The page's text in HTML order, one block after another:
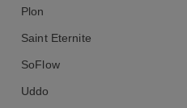
Plon
Saint Eternite
SoFlow
Uddo